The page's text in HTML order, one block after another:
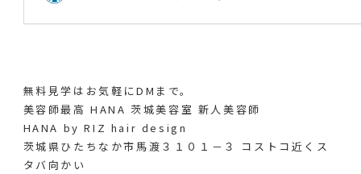
無料見学はお気軽にDMまで。
美容師最高 HANA 茨城美容室 新人美容師
HANA by RIZ hair design
茨城県ひたちなか市馬渡３１０１－３ コストコ近くス
タバ向かい